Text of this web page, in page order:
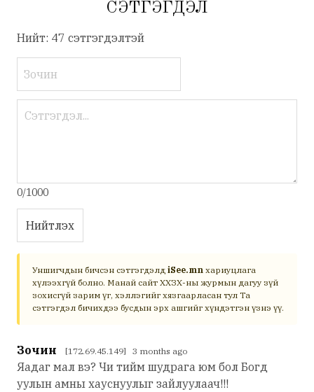
СЭТГЭГДЭЛ
Нийт: 47 сэтгэгдэлтэй
0/1000
Нийтлэх
Уншигчдын бичсэн сэтгэгдэлд iSee.mn хариуцлага
хүлээхгүй болно. Манай сайт ХХЗХ-ны журмын дагуу зүй
зохисгүй зарим үг, хэллэгийг хязгаарласан тул Та
сэтгэгдэл бичихдээ бусдын эрх ашгийг хүндэтгэн үзнэ үү.
Зочин [172.69.45.149] 3 months ago
Яадаг мал вэ? Чи тийм шудрага юм бол Богд
уулын амны хауснуулыг зайлуулаач!!!